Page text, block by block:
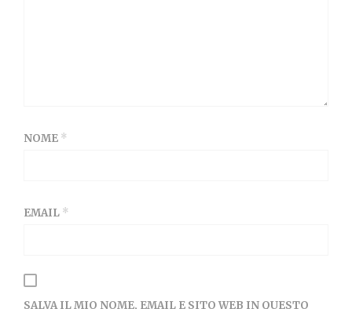
NOME *
EMAIL *
SALVA IL MIO NOME, EMAIL E SITO WEB IN QUESTO